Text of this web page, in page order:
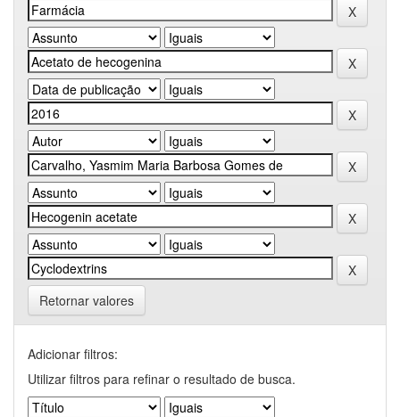
Retornar valores
Adicionar filtros:
Utilizar filtros para refinar o resultado de busca.